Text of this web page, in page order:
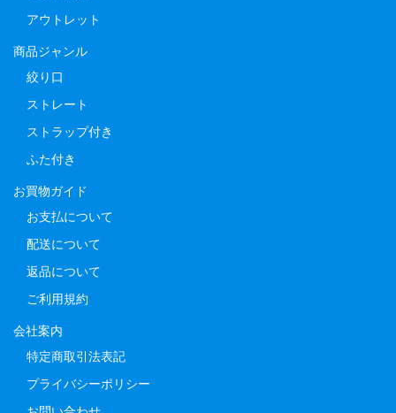
アウトレット
商品ジャンル
絞り口
ストレート
ストラップ付き
ふた付き
お買物ガイド
お支払について
配送について
返品について
ご利用規約
会社案内
特定商取引法表記
プライバシーポリシー